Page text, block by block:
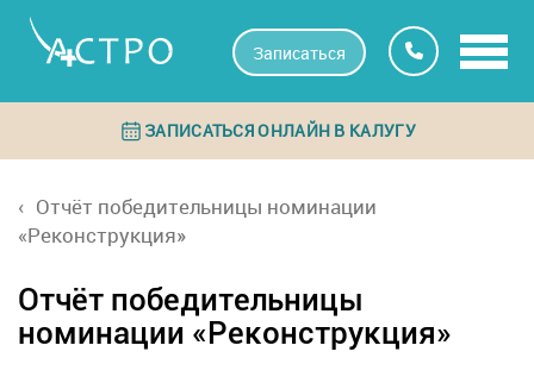
Записаться
ЗАПИСАТЬСЯ ОНЛАЙН В КАЛУГУ
Отчёт победительницы номинации
«Реконструкция»
Отчёт победительницы
номинации «Реконструкция»